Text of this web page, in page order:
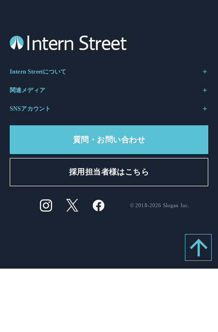
Intern Streetについて
関連メディア
SNSアカウント
質問・お問い合わせ
採用担当者様はこちら
© 2018-2026 Slogan Inc.